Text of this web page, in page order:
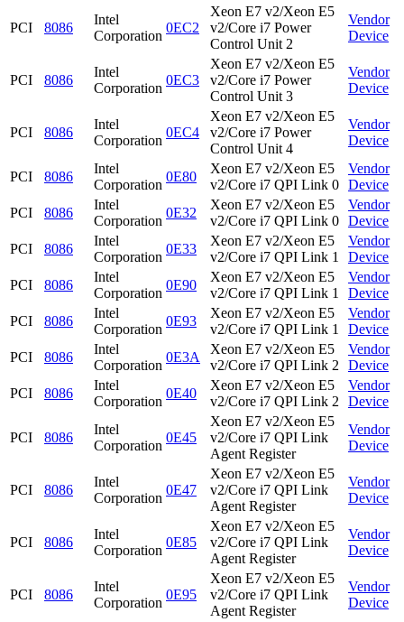
PCI 8086
Intel
Corporation
0EC2
Xeon E7 v2/Xeon E5
v2/Core i7 Power
Control Unit 2
Vendor
Device
PCI 8086
Intel
Corporation
0EC3
Xeon E7 v2/Xeon E5
v2/Core i7 Power
Control Unit 3
Vendor
Device
PCI 8086
Intel
Corporation
0EC4
Xeon E7 v2/Xeon E5
v2/Core i7 Power
Control Unit 4
Vendor
Device
PCI 8086
Intel
Corporation
0E80
Xeon E7 v2/Xeon E5
v2/Core i7 QPI Link 0
Vendor
Device
PCI
8086
Intel
Corporation
0E32
Xeon E7 v2/Xeon E5
v2/Core i7 QPI Link 0
Vendor
Device
PCI
8086
Intel
Corporation
0E33
Xeon E7 v2/Xeon E5
v2/Core i7 QPI Link 1
Vendor
Device
PCI
8086
Intel
Corporation
0E90
Xeon E7 v2/Xeon E5
v2/Core i7 QPI Link 1
Vendor
Device
PCI
8086
Intel
Corporation
0E93
Xeon E7 v2/Xeon E5
v2/Core i7 QPI Link 1
Vendor
Device
PCI
8086
Intel
Corporation
0E3A
Xeon E7 v2/Xeon E5
v2/Core i7 QPI Link 2
Vendor
Device
PCI
8086
Intel
Corporation
0E40
Xeon E7 v2/Xeon E5
v2/Core i7 QPI Link 2
Vendor
Device
PCI 8086
Intel
Corporation
0E45
Xeon E7 v2/Xeon E5
v2/Core i7 QPI Link
Agent Register
Vendor
Device
PCI 8086
Intel
Corporation
0E47
Xeon E7 v2/Xeon E5
v2/Core i7 QPI Link
Agent Register
Vendor
Device
PCI 8086
Intel
Corporation
0E85
Xeon E7 v2/Xeon E5
v2/Core i7 QPI Link
Agent Register
Vendor
Device
PCI 8086
Intel
Corporation
0E95
Xeon E7 v2/Xeon E5
v2/Core i7 QPI Link
Agent Register
Vendor
Device